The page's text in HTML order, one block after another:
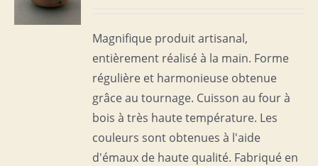
Magnifique produit artisanal,
entièrement réalisé à la main. Forme
régulière et harmonieuse obtenue
grâce au tournage. Cuisson au four à
bois à très haute température. Les
couleurs sont obtenues à l'aide
d'émaux de haute qualité. Fabriqué en